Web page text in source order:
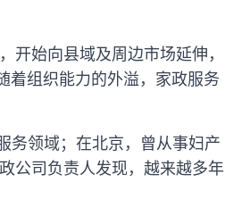
开始向县域及周边市场延伸，
着组织能力的外溢，家政服务
务领域；在北京，曾从事妇产
公司负责人发现，越来越多年